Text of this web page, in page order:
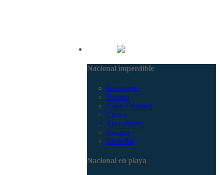
Nacional imperdible
Amazonas
Bogotá
Caño Cristales
Chocó
Eje cafetero
Guajira
Medellín
Nacional en playa